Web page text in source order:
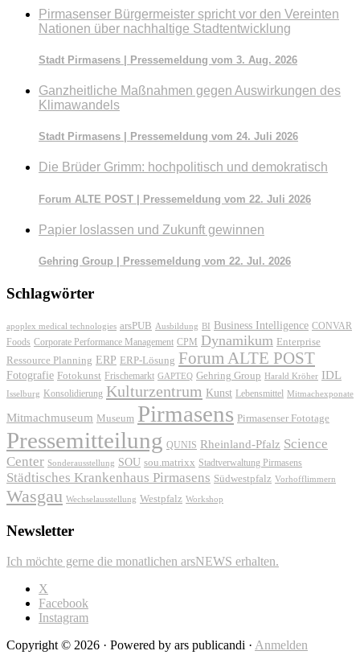
Pirmasenser Bürgermeister spricht vor den Vereinten
Nationen über nachhaltige Stadtentwicklung
Stadt Pirmasens | Pressemeldung vom 3. Aug. 2026
Ganzheitliche Maßnahmen gegen Auswirkungen des
Klimawandels
Stadt Pirmasens | Pressemeldung vom 24. Juli 2026
Die Brüder Grimm: hochpolitisch und demokratisch
Forum ALTE POST | Pressemeldung vom 22. Juli 2026
Papier loslassen und Zukunft gewinnen
Gehring Group | Pressemeldung vom 22. Jul. 2026
Schlagwörter
apoplex medical technologies arsPUB Ausbildung BI Business Intelligence CONVAR
Foods Corporate Performance Management CPM Dynamikum Enterprise
Ressource Planning ERP ERP-Lösung Forum ALTE POST
Fotografie Fotokunst Frischemarkt GAPTEQ Gehring Group Harald Kröher IDL
Isselburg Konsolidierung Kulturzentrum Kunst Lebensmittel Mitmachexponate
Mitmachmuseum Museum Pirmasens Pirmasenser Fototage
Pressemitteilung QUNIS Rheinland-Pfalz Science
Center Sonderausstellung SOU sou.matrixx Stadtverwaltung Pirmasens
Städtisches Krankenhaus Pirmasens Südwestpfalz Vorhofflimmern
Wasgau Wechselausstellung Westpfalz Workshop
Newsletter
Ich möchte gerne die monatlichen arsNEWS erhalten.
X
Facebook
Instagram
Copyright © 2026 · Powered by ars publicandi · Anmelden